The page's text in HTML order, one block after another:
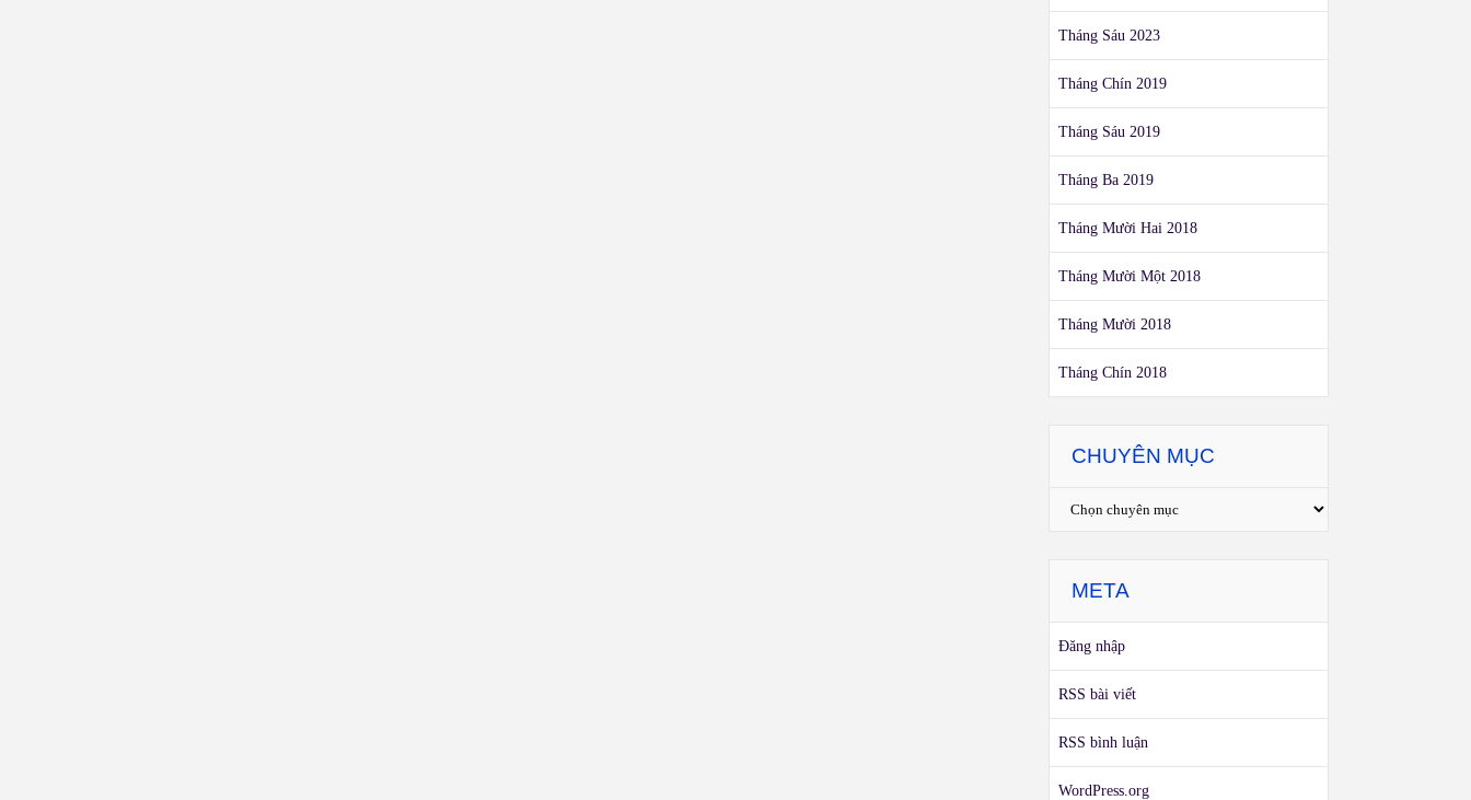
Tháng Sáu 2023
Tháng Chín 2019
Tháng Sáu 2019
Tháng Ba 2019
Tháng Mười Hai 2018
Tháng Mười Một 2018
Tháng Mười 2018
Tháng Chín 2018
CHUYÊN MỤC
META
Đăng nhập
RSS bài viết
RSS bình luận
WordPress.org